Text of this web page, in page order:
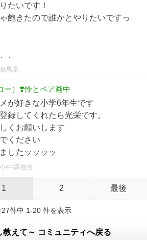
たいです！
飽きたので誰かとやりたいですっ
、
群馬県
ー）❣️怜とペア画中
が好きな小学6年生です
録してくれたら光栄です。
くお願いします
ください
したッッッッ
小/中/高校生
1 2 最後
27件中 1-20 件を表示
教えて～ コミュニティへ戻る